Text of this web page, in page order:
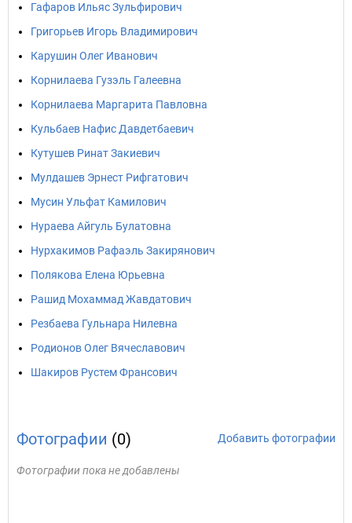
Гафаров Ильяс Зульфирович
Григорьев Игорь Владимирович
Карушин Олег Иванович
Корнилаева Гузэль Галеевна
Корнилаева Маргарита Павловна
Кульбаев Нафис Давдетбаевич
Кутушев Ринат Закиевич
Мулдашев Эрнест Рифгатович
Мусин Ульфат Камилович
Нураева Айгуль Булатовна
Нурхакимов Рафаэль Закирянович
Полякова Елена Юрьевна
Рашид Мохаммад Жавдатович
Резбаева Гульнара Нилевна
Родионов Олег Вячеславович
Шакиров Рустем Франсович
Фотографии (0) Добавить фотографии
Фотографии пока не добавлены